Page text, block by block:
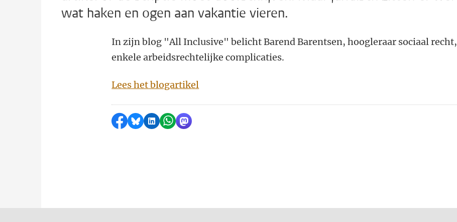
wat haken en ogen aan vakantie vieren.
In zijn blog "All Inclusive" belicht Barend Barentsen, hoogleraar sociaal recht,
enkele arbeidsrechtelijke complicaties.
Lees het blogartikel
Delen op Facebook
Delen via Bluesky
Delen op LinkedIn
Delen via WhatsApp
Delen via Mastodon